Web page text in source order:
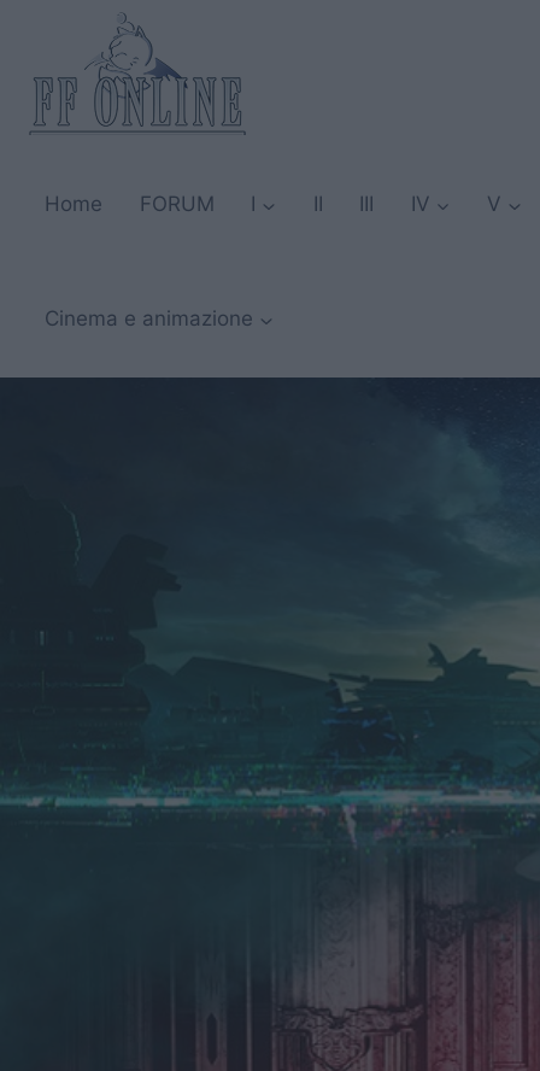
contenuto
Home FORUM I II III IV V
Cinema e animazione